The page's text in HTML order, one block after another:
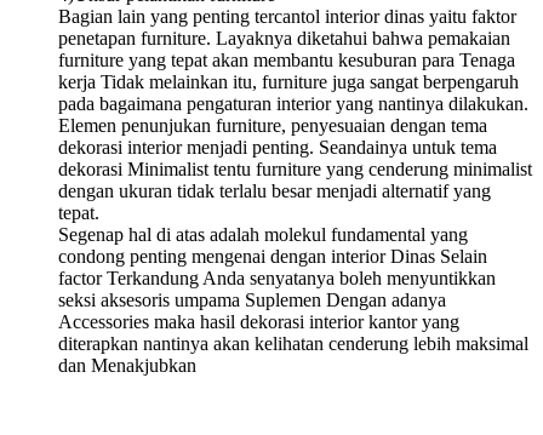
Bagian lain yang penting tercantol interior dinas yaitu faktor
penetapan furniture. Layaknya diketahui bahwa pemakaian
furniture yang tepat akan membantu kesuburan para Tenaga
kerja Tidak melainkan itu, furniture juga sangat berpengaruh
pada bagaimana pengaturan interior yang nantinya dilakukan.
Elemen penunjukan furniture, penyesuaian dengan tema
dekorasi interior menjadi penting. Seandainya untuk tema
dekorasi Minimalist tentu furniture yang cenderung minimalist
dengan ukuran tidak terlalu besar menjadi alternatif yang
tepat.
Segenap hal di atas adalah molekul fundamental yang
condong penting mengenai dengan interior Dinas Selain
factor Terkandung Anda senyatanya boleh menyuntikkan
seksi aksesoris umpama Suplemen Dengan adanya
Accessories maka hasil dekorasi interior kantor yang
diterapkan nantinya akan kelihatan cenderung lebih maksimal
dan Menakjubkan